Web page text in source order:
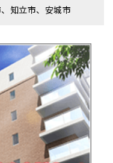
知立市、安城市